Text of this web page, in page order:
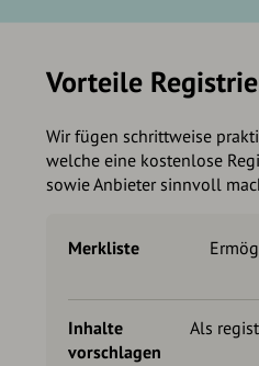
Vorteile
Wir fügen schrittweise
welche eine kostenlose
sowie Anbieter sinnvoll
Merkliste
Inhalte
vorschlagen
Als